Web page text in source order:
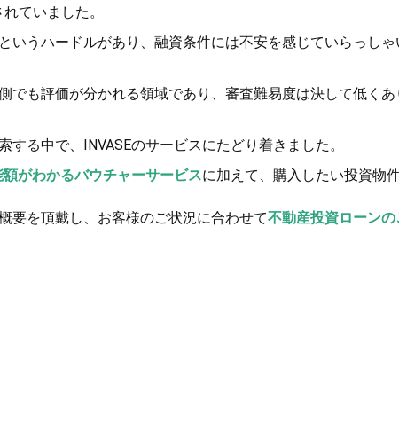
ていました。
いうハードルがあり、融資条件には不安を感じていらっしゃ
でも評価が分かれる領域であり、審査難易度は決して低くあ
る中で、INVASEのサービスにたどり着きました。
がわかるバウチャーサービスに加えて、購入したい投資物
要を頂戴し、お客様のご状況に合わせて不動産投資ローンの